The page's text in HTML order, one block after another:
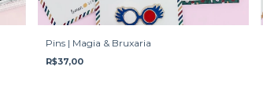
Pins | Magia & Bruxaria
R$37,00